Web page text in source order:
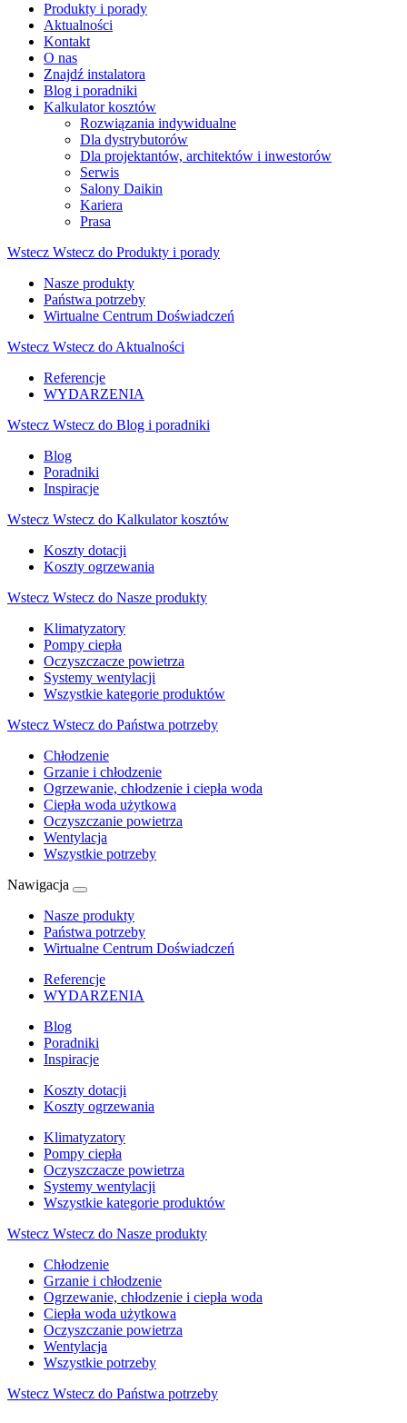
Produkty i porady
Aktualności
Kontakt
O nas
Znajdź instalatora
Blog i poradniki
Kalkulator kosztów
Rozwiązania indywidualne
Dla dystrybutorów
Dla projektantów, architektów i inwestorów
Serwis
Salony Daikin
Kariera
Prasa
Wstecz Wstecz do Produkty i porady
Nasze produkty
Państwa potrzeby
Wirtualne Centrum Doświadczeń
Wstecz Wstecz do Aktualności
Referencje
WYDARZENIA
Wstecz Wstecz do Blog i poradniki
Blog
Poradniki
Inspiracje
Wstecz Wstecz do Kalkulator kosztów
Koszty dotacji
Koszty ogrzewania
Wstecz Wstecz do Nasze produkty
Klimatyzatory
Pompy ciepła
Oczyszczacze powietrza
Systemy wentylacji
Wszystkie kategorie produktów
Wstecz Wstecz do Państwa potrzeby
Chłodzenie
Grzanie i chłodzenie
Ogrzewanie, chłodzenie i ciepła woda
Ciepła woda użytkowa
Oczyszczanie powietrza
Wentylacja
Wszystkie potrzeby
Nawigacja
Nasze produkty
Państwa potrzeby
Wirtualne Centrum Doświadczeń
Referencje
WYDARZENIA
Blog
Poradniki
Inspiracje
Koszty dotacji
Koszty ogrzewania
Klimatyzatory
Pompy ciepła
Oczyszczacze powietrza
Systemy wentylacji
Wszystkie kategorie produktów
Wstecz Wstecz do Nasze produkty
Chłodzenie
Grzanie i chłodzenie
Ogrzewanie, chłodzenie i ciepła woda
Ciepła woda użytkowa
Oczyszczanie powietrza
Wentylacja
Wszystkie potrzeby
Wstecz Wstecz do Państwa potrzeby